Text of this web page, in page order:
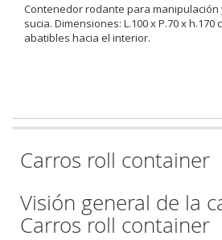
Contenedor rodante para
sucia. Dimensiones: L.100 x P.70 x h.170
abatibles hacia el interior.
Carros roll container
Visión general de la
Carros roll container